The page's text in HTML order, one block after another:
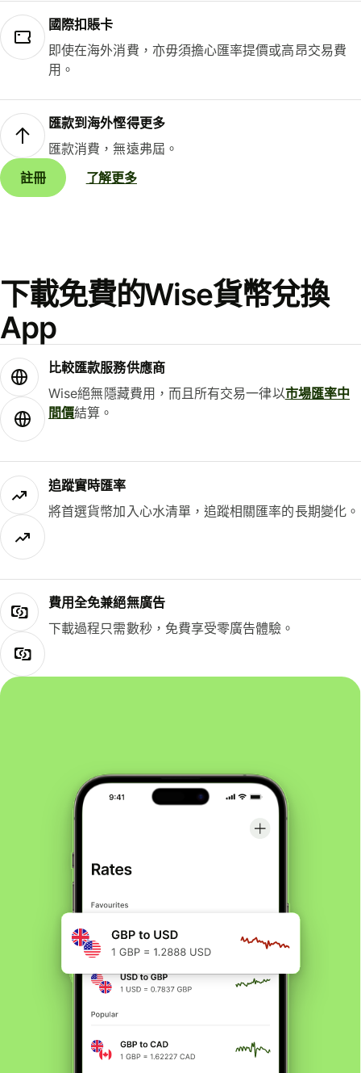
國際扣賬卡
即使在海外消費，亦毋須擔心匯率提價或高昂交易費
用。
匯款到海外慳得更多
匯款消費，無遠弗屆。
註冊
了解更多
下載免費的Wise貨幣兌換
App
比較匯款服務供應商
Wise絕無隱藏費用，而且所有交易一律以市場匯率中
間價結算。
追蹤實時匯率
將首選貨幣加入心水清單，追蹤相關匯率的長期變化。
費用全免兼絕無廣告
下載過程只需數秒，免費享受零廣告體驗。